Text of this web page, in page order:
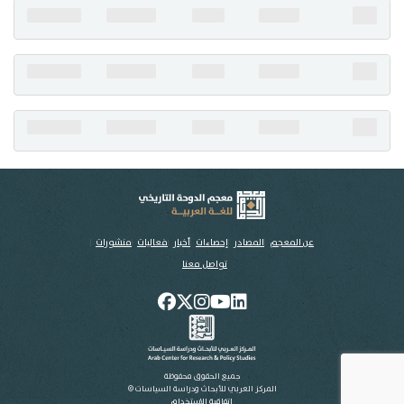
عن المعجم المصادر إحصاءات أخبار فعاليات منشورات
تواصل معنا
جميع الحقوق محفوظة
المركز العربي للأبحاث ودراسة السياسات ©